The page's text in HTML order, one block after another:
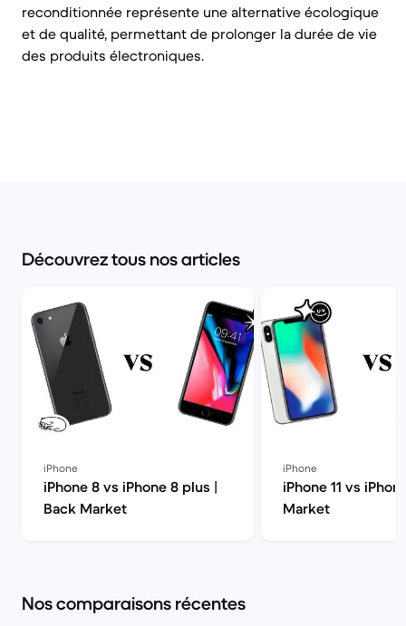
reconditionnée représente une alternative écologique
et de qualité, permettant de prolonger la durée de vie
des produits électroniques.
Découvrez tous nos articles
iPhone
iPhone 8 vs iPhone 8 plus |
Back Market
iPhone
iPhone 11 vs
Market
Nos comparaisons récentes